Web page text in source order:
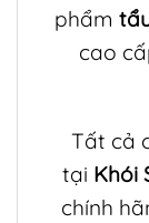
phẩm
cao
Tất cả
tại Khói
chính